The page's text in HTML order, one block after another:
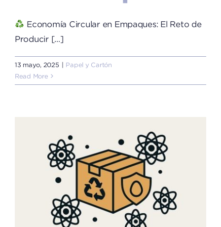
Economía Circular en Empaques: El Reto de
Producir [...]
13 mayo, 2025
Papel y Cartón
Read More